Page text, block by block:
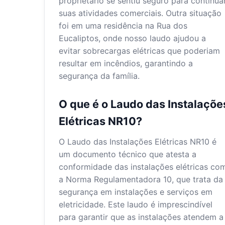
suas atividades comerciais. Outra situação
foi em uma residência na Rua dos
Eucaliptos, onde nosso laudo ajudou a
evitar sobrecargas elétricas que poderiam
resultar em incêndios, garantindo a
segurança da família.
O que é o Laudo das
Elétricas NR10?
O Laudo das Instalações Elétricas NR10 é
um documento técnico que atesta a
conformidade das instalações elétricas
a Norma Regulamentadora 10, que trata da
segurança em instalações e serviços em
eletricidade. Este laudo é imprescindível
para garantir que as instalações atendem a